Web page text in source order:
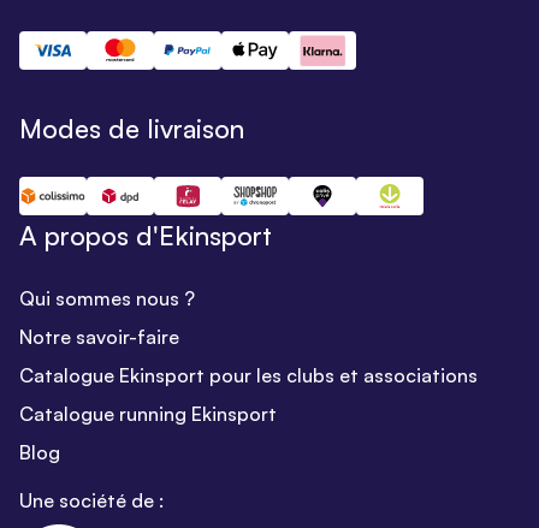
Modes de livraison
A propos d'Ekinsport
Qui sommes nous ?
Notre savoir-faire
Catalogue Ekinsport pour les clubs et associations
Catalogue running Ekinsport
Blog
Une société de :